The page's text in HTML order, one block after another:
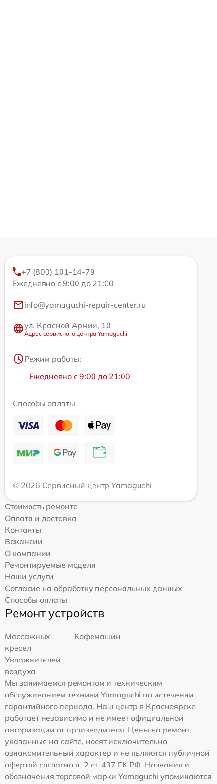
+7 (800) 101-14-79
Ежедневно с 9:00 до 21:00
info@yamaguchi-repair-center.ru
ул. Красной Армии, 10
Адрес сервисного центра Yamaguchi
Режим работы:
Ежедневно с 9:00 до 21:00
Способы оплаты
© 2026 Сервисный центр Yamaguchi
Стоимость ремонта
Оплата и доставка
Контакты
Вакансии
О компании
Ремонтируемые модели
Наши услуги
Согласие на обработку персональных данных
Способы оплаты
Ремонт устройств
Массажных
кресел
Кофемашин
Увлажнителей
воздуха
Мы занимаемся ремонтом и техническим
обслуживанием техники Yamaguchi по истечении
гарантийного периода. Наш центр в Красноярске
работает независимо и не имеет официальной
авторизации от производителя. Цены на ремонт,
указанные на сайте, носят исключительно
ознакомительный характер и не являются публичной
офертой согласно п. 2 ст. 437 ГК РФ. Названия и
обозначения торговой марки Yamaguchi упоминаются